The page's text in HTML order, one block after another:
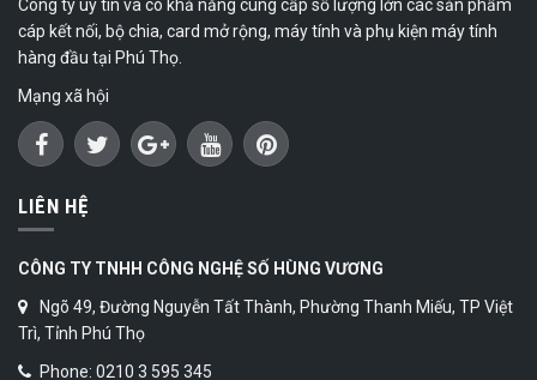
Công ty uy tín và có khả năng cung cấp số lượng lớn các sản phẩm
cáp kết nối, bộ chia, card mở rộng, máy tính và phụ kiện máy tính
hàng đầu tại Phú Thọ.
Mạng xã hội
LIÊN HỆ
CÔNG TY TNHH CÔNG NGHỆ SỐ HÙNG VƯƠNG
Ngõ 49, Đường Nguyễn Tất Thành, Phường Thanh Miếu, TP Việt
Trì, Tỉnh Phú Thọ
Phone: 0210 3 595 345